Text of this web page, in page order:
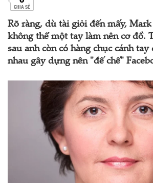
CHIA SẺ
Rõ ràng, dù tài giỏi đến mấy,
không thể một tay làm nên cơ đồ.
sau anh còn có hàng chục cánh tay
nhau gây dựng nên "đế chế"